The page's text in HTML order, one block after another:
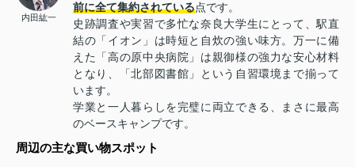
内田紘一
前に全て集約されている点です。
史跡調査や実習で多忙な奈良大学生にとって、駅直
結の「イオン」は時短と自炊の強い味方。万一に備
えた「高の原中央病院」は親御様の強力な安心材料
となり、「北部図書館」という自習環境まで揃って
います。
学業と一人暮らしを完璧に両立できる、まさに最高
のベースキャンプです。
周辺の主な買い物スポット